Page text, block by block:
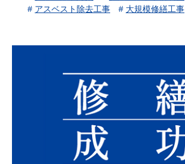
# アスベスト除去工事 # 大規模修繕工事